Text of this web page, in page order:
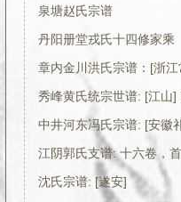
泉塘赵氏宗谱
丹阳册堂戎氏十四修家乘
章内金川洪氏宗谱：[浙江
秀峰黄氏统宗世谱: [江山]
中井河东冯氏宗谱: [安徽
江阴郭氏支谱: 十六卷，
沈氏宗谱: [遂安]